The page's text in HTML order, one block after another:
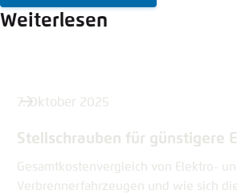
Weiterlesen
7. Oktober 2025
Stellschrauben für günstigere
Gesamtkostenvergleich von Elektro-
Verbrennerfahrzeugen und wie sich